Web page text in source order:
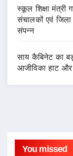
स्कूल शिक्षा मंत्री
संचालकों एवं जिला
संपन्न
साय कैबिनेट का
आजीविका हाट और
You missed